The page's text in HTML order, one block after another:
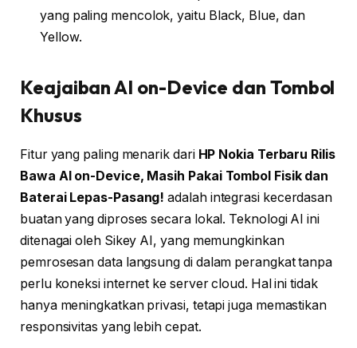
yang paling mencolok, yaitu Black, Blue, dan
Yellow.
Keajaiban AI on-Device dan Tombol
Khusus
Fitur yang paling menarik dari HP Nokia Terbaru Rilis
Bawa AI on-Device, Masih Pakai Tombol Fisik dan
Baterai Lepas-Pasang! adalah integrasi kecerdasan
buatan yang diproses secara lokal. Teknologi AI ini
ditenagai oleh Sikey AI, yang memungkinkan
pemrosesan data langsung di dalam perangkat tanpa
perlu koneksi internet ke server cloud. Hal ini tidak
hanya meningkatkan privasi, tetapi juga memastikan
responsivitas yang lebih cepat.